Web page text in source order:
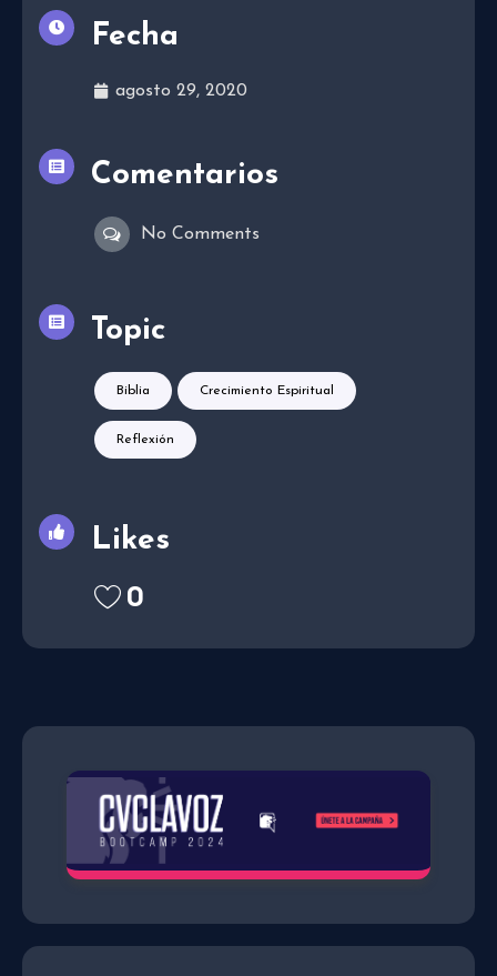
Fecha
agosto 29, 2020
Comentarios
No Comments
Topic
Biblia Crecimiento Espiritual
Reflexión
Likes
0